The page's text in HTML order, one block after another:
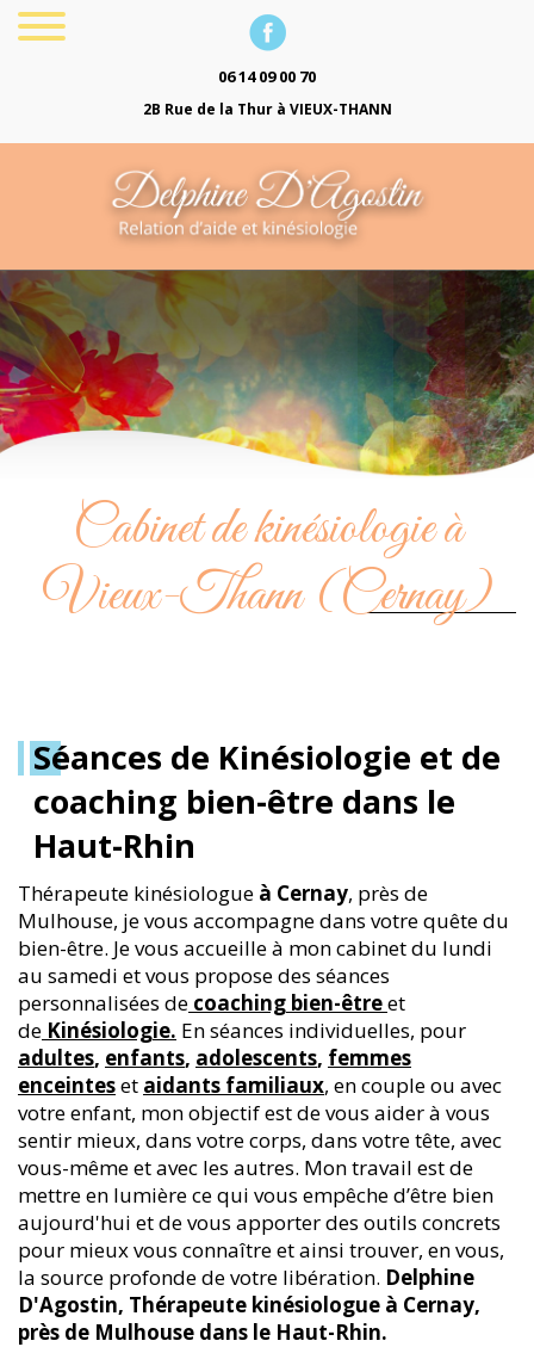
06 14 09 00 70
2B Rue de la Thur à VIEUX-THANN
Cabinet de kinésiologie à
Vieux-Thann (Cernay)
Séances de Kinésiologie et de
coaching bien-être dans le
Haut-Rhin
Thérapeute kinésiologue à Cernay, près de
Mulhouse, je vous accompagne dans votre quête du
bien-être. Je vous accueilleà mon cabinet du lundi
au samedi et vous propose des séances
personnalisées de coaching bien-êtreet
de Kinésiologie. En séances individuelles, pour
adultes, enfants, adolescents, femmes
enceinteset aidants familiaux, en couple ou avec
votre enfant, mon objectif est de vous aider à vous
sentir mieux, dans votre corps, dans votre tête, avec
vous-même et avec les autres. Mon travail est de
mettre en lumière ce qui vous empêche d’être bien
aujourd'hui et de vous apporter des outils concrets
pour mieux vous connaître et ainsi trouver, en vous,
la source profonde de votre libération. Delphine
D'Agostin, Thérapeute kinésiologue à Cernay,
près de Mulhouse dans le Haut-Rhin.